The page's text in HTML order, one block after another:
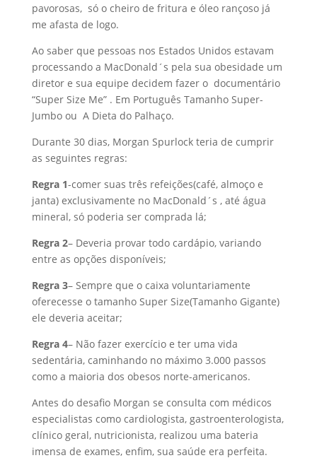
pavorosas, só o cheiro de fritura e óleo rançoso já
me afasta de logo.
Ao saber que pessoas nos Estados Unidos estavam
processando a MacDonald´s pela sua obesidade um
diretor e sua equipe decidem fazer o documentário
“Super Size Me” . Em Português Tamanho Super-
Jumbo ou A Dieta do Palhaço.
Durante 30 dias, Morgan Spurlock teria de cumprir
as seguintes regras:
Regra 1-comer suas três refeições(café, almoço e
janta) exclusivamente no MacDonald´s , até água
mineral, só poderia ser comprada lá;
Regra 2– Deveria provar todo cardápio, variando
entre as opções disponíveis;
Regra 3– Sempre que o caixa voluntariamente
oferecesse o tamanho Super Size(Tamanho Gigante)
ele deveria aceitar;
Regra 4– Não fazer exercício e ter uma vida
sedentária, caminhando no máximo 3.000 passos
como a maioria dos obesos norte-americanos.
Antes do desafio Morgan se consulta com médicos
especialistas como cardiologista, gastroenterologista,
clínico geral, nutricionista, realizou uma bateria
imensa de exames, enfim, sua saúde era perfeita.